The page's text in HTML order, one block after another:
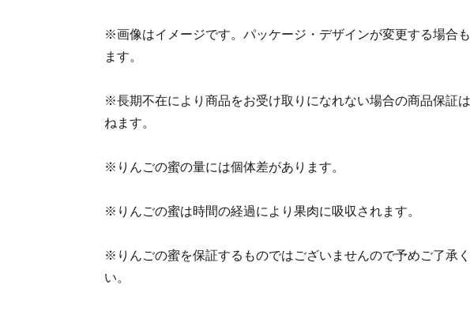
※画像はイメージです。パッケージ・デザインが変更する場合
ます。
※長期不在により商品をお受け取りになれない場合の商品保証
ねます。
※りんごの蜜の量には個体差があります。
※りんごの蜜は時間の経過により果肉に吸収されます。
※りんごの蜜を保証するものではございませんので予めご了承
い。